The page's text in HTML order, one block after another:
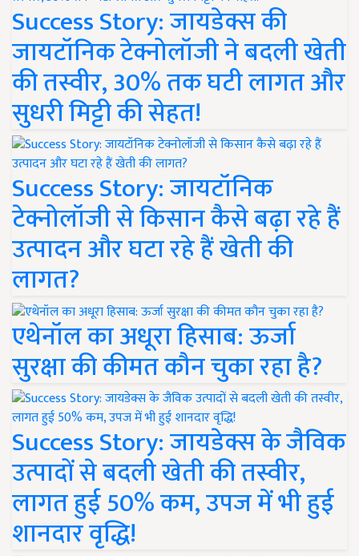
Success Story: जायडेक्स की
जायटॉनिक टेक्नोलॉजी ने बदली खेती
की तस्वीर, 30% तक घटी लागत और
सुधरी मिट्टी की सेहत!
Success Story: जायटॉनिक
टेक्नोलॉजी से किसान कैसे बढ़ा रहे हैं
उत्पादन और घटा रहे हैं खेती की
लागत?
एथेनॉल का अधूरा हिसाब: ऊर्जा
सुरक्षा की कीमत कौन चुका रहा है?
Success Story: जायडेक्स के जैविक
उत्पादों से बदली खेती की तस्वीर,
लागत हुई 50% कम, उपज में भी हुई
शानदार वृद्धि!